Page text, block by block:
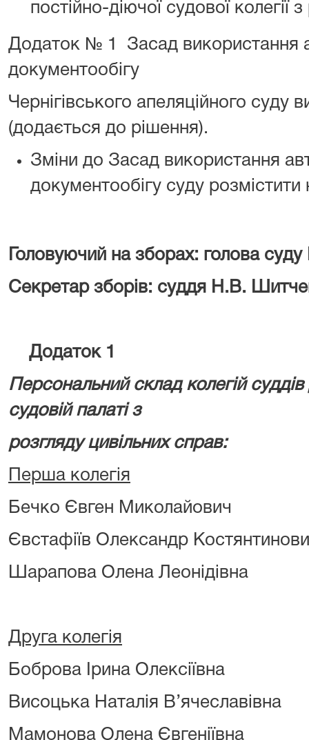
постійно-діючої судової колегії
Додаток № 1 Засад використання
документообігу
Чернігівського апеляційного суду
(додається до рішення).
Зміни до Засад використання
документообігу суду розмістити
Головуючий на зборах: голова
Секретар зборів: суддя Н.В.
Додаток 1
Персональний склад колегій
судовій палаті з
розгляду цивільних справ:
Перша колегія
Бечко Євген Миколайович
Євстафіїв Олександр
Шарапова Олена Леонідівна
Друга колегія
Боброва Ірина Олексіївна
Висоцька Наталія В’ячеславівна
Мамонова Олена Євгеніївна